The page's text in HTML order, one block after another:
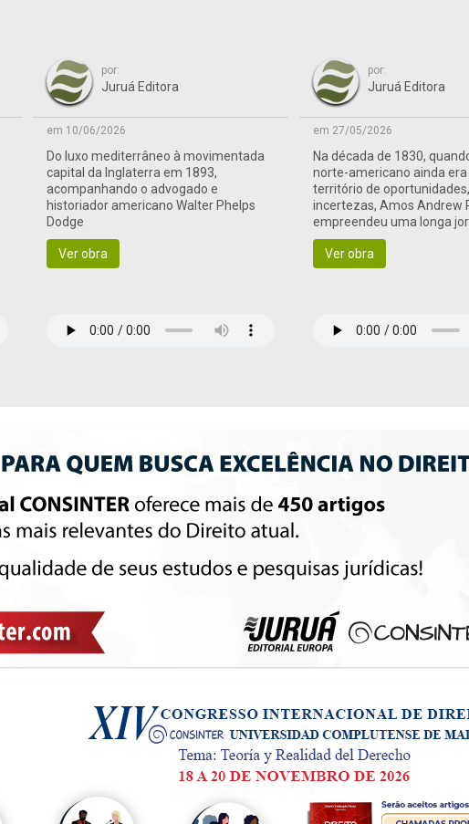
por:
Juruá Editora
em 10/06/2026
Do luxo mediterrâneo à movimentada
capital da Inglaterra em 1893,
acompanhando o advogado e
historiador americano Walter Phelps
Dodge
Ver obra
por:
Juruá Editora
em 27/05/2026
Na década de 1830,
norte-americano ainda
território de
incertezas, Amos Andrew
empreendeu uma longa
às terras de fronteira
Ver obra